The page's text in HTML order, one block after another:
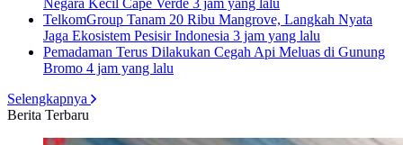
Negara Kecil Cape Verde 3 jam yang lalu
TelkomGroup Tanam 20 Ribu Mangrove, Langkah Nyata
Jaga Ekosistem Pesisir Indonesia 3 jam yang lalu
Pemadaman Terus Dilakukan Cegah Api Meluas di Gunung
Bromo 4 jam yang lalu
Selengkapnya
Berita Terbaru